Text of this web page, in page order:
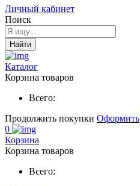
Личный кабинет
Поиск
Найти
Каталог
Корзина товаров
Всего:
Продолжить покупки Оформить
0
Корзина
Корзина товаров
Всего: